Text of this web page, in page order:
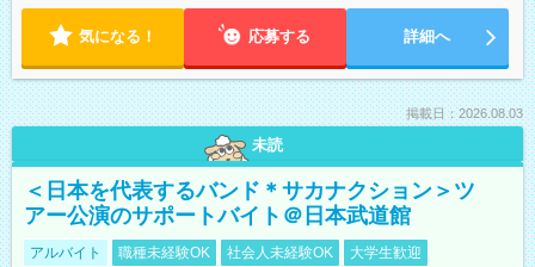
気になる！ 応募する 詳細へ
掲載日：2026.08.03
未読
＜日本を代表するバンド＊サカナクション＞ツ
アー公演のサポートバイト＠日本武道館
アルバイト 職種未経験OK 社会人未経験OK
大学生歓迎